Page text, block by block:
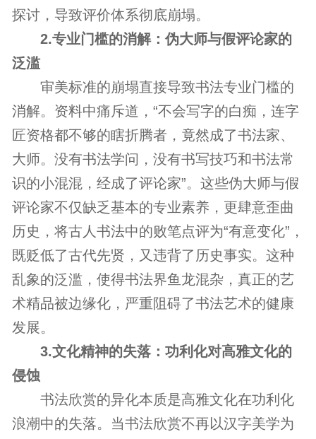
探讨，导致评价体系彻底崩塌。
2.专业门槛的消解：伪大师与假评论家的
泛滥
审美标准的崩塌直接导致书法专业门槛的
消解。资料中痛斥道，“不会写字的白痴，连字
匠资格都不够的瞎折腾者，竟然成了书法家、
大师。没有书法学问，没有书写技巧和书法常
识的小混混，经成了评论家”。这些伪大师与假
评论家不仅缺乏基本的专业素养，更肆意歪曲
历史，将古人书法中的败笔点评为“有意变化”，
既贬低了古代先贤，又违背了历史事实。这种
乱象的泛滥，使得书法界鱼龙混杂，真正的艺
术精品被边缘化，严重阻碍了书法艺术的健康
发展。
3.文化精神的失落：功利化对高雅文化的
侵蚀
书法欣赏的异化本质是高雅文化在功利化
浪潮中的失落。当书法欣赏不再以汉字美学为